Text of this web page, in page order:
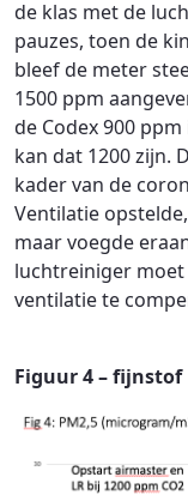
de klas met de
pauzes, toen de
bleef de meter
1500 ppm
de Codex 900
kan dat 1200 zijn.
kader van de
Ventilatie
maar voegde
luchtreiniger
ventilatie te
Figuur 4 – fijnstof